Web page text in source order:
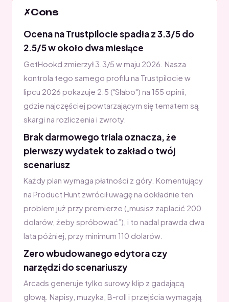
✗Cons
Ocena na Trustpilocie spadła z 3.3/5 do
2.5/5 w około dwa miesiące
GetHookd zmierzył 3.3/5 w maju 2026. Nasza
kontrola tego samego profilu na Trustpilocie w
lipcu 2026 pokazuje 2.5 ("Słabo") na 155 opinii,
gdzie najczęściej powtarzającym się tematem są
skargi na rozliczenia i zwroty.
Brak darmowego triala oznacza, że
pierwszy wydatek to zakład o twój
scenariusz
Każdy plan wymaga płatności z góry. Komentujący
na Product Hunt zwrócił uwagę na dokładnie ten
problem już przy premierze („musisz zapłacić 200
dolarów, żeby spróbować”), i to nadal prawda dwa
lata później, przy minimum 110 dolarów.
Zero wbudowanego edytora czy
narzędzi do scenariuszy
Arcads generuje tylko surowy klip z gadającą
głową. Napisy, muzyka, B-roll i przejścia wymagają